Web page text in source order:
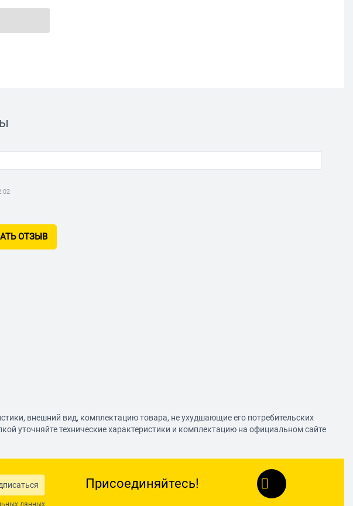
ОТЗЫВ
внешний вид, комплектацию товара, не ухудшающие его потребительских
уточняйте технические характеристики и комплектацию на официальном сайте
данных
Присоединяйтесь!